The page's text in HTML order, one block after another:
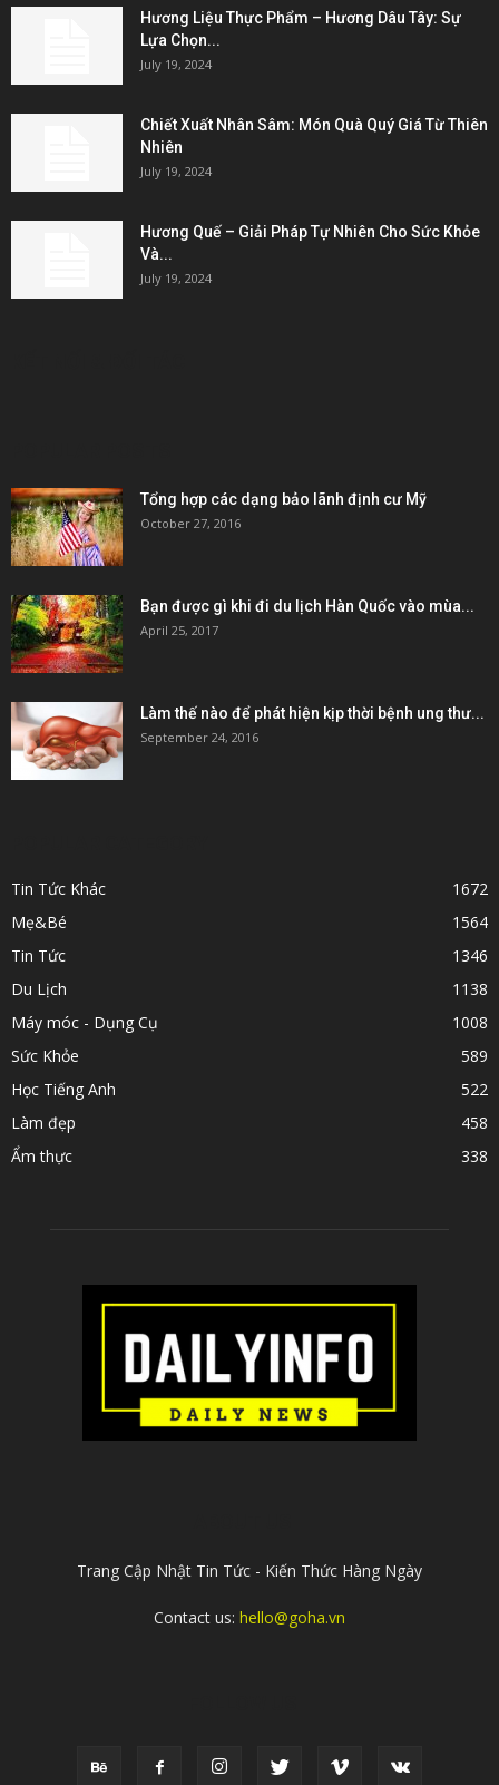
Hương Liệu Thực Phẩm – Hương Dâu Tây: Sự
Lựa Chọn...
July 19, 2024
Chiết Xuất Nhân Sâm: Món Quà Quý Giá Từ Thiên
Nhiên
July 19, 2024
Hương Quế – Giải Pháp Tự Nhiên Cho Sức Khỏe
Và...
July 19, 2024
Tổng hợp các dạng bảo lãnh định cư Mỹ
October 27, 2016
Bạn được gì khi đi du lịch Hàn Quốc vào mùa...
April 25, 2017
Làm thế nào để phát hiện kịp thời bệnh ung thư...
September 24, 2016
Tin Tức Khác
1672
Mẹ&Bé
1564
Tin Tức
1346
Du Lịch
1138
Máy móc - Dụng Cụ
1008
Sức Khỏe
589
Học Tiếng Anh
522
Làm đẹp
458
Ẩm thực
338
Trang Cập Nhật Tin Tức - Kiến Thức Hàng Ngày
Contact us: hello@goha.vn